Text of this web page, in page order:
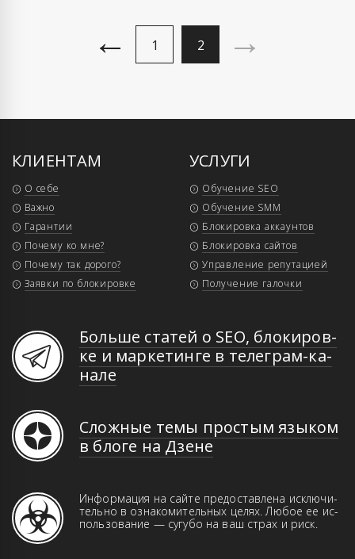
← 1 2 →
КЛИЕНТАМ
О себе
Важно
Гарантии
Почему ко мне?
Почему так дорого?
Заявки по блокировке
УСЛУГИ
Обучение SEO
Обучение SMM
Блокировка аккаунтов
Блокировка сайтов
Управление репутацией
Получение галочки
Больше статей о SEO, бло­ки­ров­
ке и мар­ке­тин­ге в те­ле­грам-ка­
на­ле
Сложные темы простым языком
в блоге на Дзене
Информация на сайте предоставлена иск­­лю­­чи­­
те­ль­но в оз­на­ко­ми­тель­ных це­лях. Лю­бое ее ис­
поль­зо­ва­ние — сугубо на ваш страх и риск.